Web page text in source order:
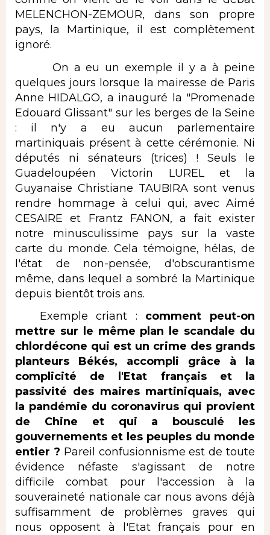
MELENCHON-ZEMOUR, dans son propre
pays, la Martinique, il est complètement
ignoré.
On a eu un exemple il y a à peine
quelques jours lorsque la mairesse de Paris
Anne HIDALGO, a inauguré la "Promenade
Edouard Glissant" sur les berges de la Seine
: il n'y a eu aucun parlementaire
martiniquais présent à cette cérémonie. Ni
députés ni sénateurs (trices) ! Seuls le
Guadeloupéen Victorin LUREL et la
Guyanaise Christiane TAUBIRA sont venus
rendre hommage à celui qui, avec Aimé
CESAIRE et Frantz FANON, a fait exister
notre minusculissime pays sur la vaste
carte du monde. Cela témoigne, hélas, de
l'état de non-pensée, d'obscurantisme
même, dans lequel a sombré la Martinique
depuis bientôt trois ans.
Exemple criant : comment peut-on
mettre sur le même plan le scandale du
chlordécone qui est un crime des grands
planteurs Békés, accompli grâce à la
complicité de l'Etat français et la
passivité des maires martiniquais, avec
la pandémie du coronavirus qui provient
de Chine et qui a bousculé les
gouvernements et les peuples du monde
entier ? Pareil confusionnisme est de toute
évidence néfaste s'agissant de notre
difficile combat pour l'accession à la
souveraineté nationale car nous avons déjà
suffisamment de problèmes graves qui
nous opposent à l'Etat français pour en